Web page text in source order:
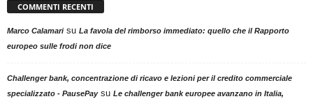
COMMENTI RECENTI
Marco Calamarisu La favola del rimborso immediato: quello che il Rapporto
europeo sulle frodi non dice
Challenger bank, concentrazione di ricavo e lezioni per il credito commerciale
specializzato - PausePaysu Le challenger bank europee avanzano in Italia,